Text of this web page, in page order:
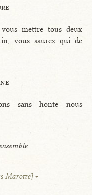
mettre tous deux
vous saurez qui de
sans honte nous
Marotte]